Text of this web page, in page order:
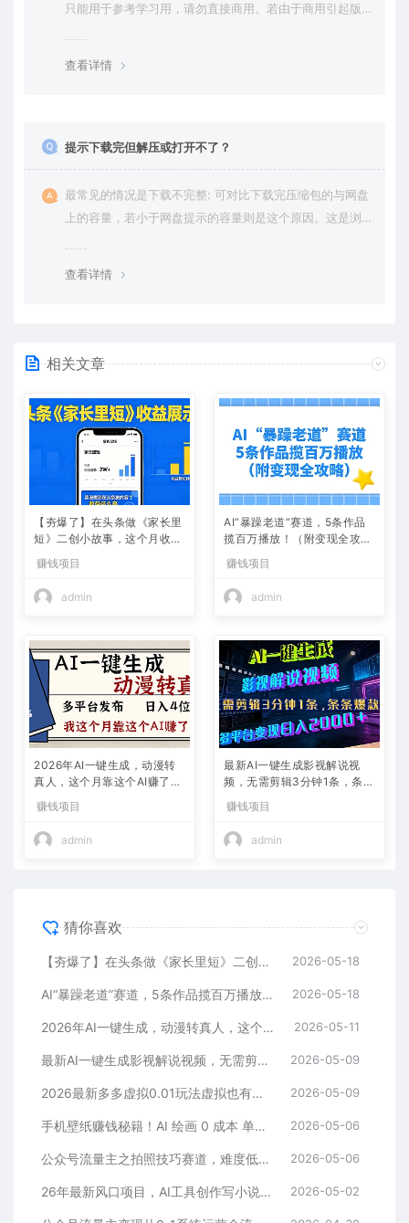
只能用于参考学习用，请勿直接商用。若由于商用引起版
查看详情
提示下载完但解压或打开不了？
最常见的情况是下载不完整: 可对比下载完压缩包的与网盘
上的容量，若小于网盘提示的容量则是这个原因。这是浏
查看详情
相关文章
【夯爆了】在头条做《家长里
短》二创小故事，这个月收益
2w+
赚钱项目
admin
AI“暴躁老道”赛道，5条作品
揽百万播放！（附变现全攻
略）
赚钱项目
admin
2026年AI一键生成，动漫转
真人，这个月靠这个AI赚了2
赚钱项目
admin
最新AI一键生成影视解说视
频，无需剪辑3分钟1条，条条
+
赚钱项目
admin
猜你喜欢
【夯爆了】在头条做《家长里短》二创小故事，这个月收益2w+ 2026-05-18
AI“暴躁老道”赛道，5条作品揽百万播放！（附变现全攻略） 2026-05-18
2026年AI一键生成，动漫转真人，这个月靠这个AI赚了2W+ 2026-05-11
最新AI一键生成影视解说视频，无需剪辑3分钟1条，条条爆款，多平台变现日入2000+ 2026-05-09
2026最新多多虚拟0.01玩法虚拟也有新门路轻松日入2500! 2026-05-09
手机壁纸赚钱秘籍！AI 绘画 0 成本 单店狂销 3.8 万单 2026-05-06
公众号流量主之拍照技巧赛道，难度低+流量大，起号第一篇就爆了10w阅读！ 2026-05-06
26年最新风口项目，AI工具创作写小说，轻松实现日入1000+ 2026-05-02